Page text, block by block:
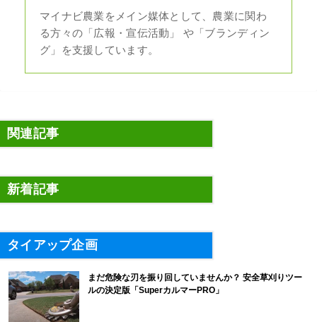
マイナビ農業をメイン媒体として、農業に関わ
る方々の「広報・宣伝活動」 や「ブランディン
グ」を支援しています。
関連記事
新着記事
タイアップ企画
まだ危険な刃を振り回していませんか？ 安全草刈りツー
ルの決定版「SuperカルマーPRO」